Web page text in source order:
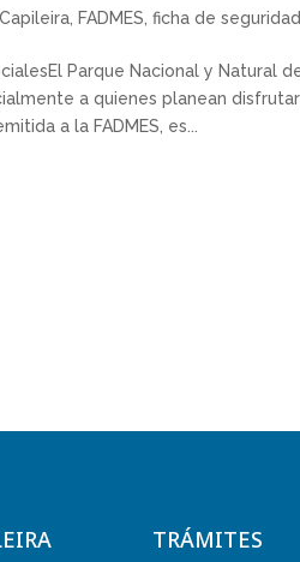
Capileira FADMES ,ficha de
Parque Nacional y Natural
a quienes planean
a la FADMES, es...
TRÁMITES